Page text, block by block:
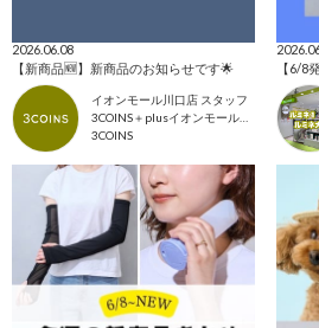
2026.06.08
【新商品🆕】新商品のお知らせです🌟
イオンモール川口店 スタッフ
3COINS＋plusイオンモール川口店
3COINS